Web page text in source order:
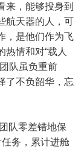
来，能够投身到
航天器的人，可
，是他们作为飞
情和对“载人
队虽负重前
了不负韶华，忘
队零差错地保
务，累计进舱